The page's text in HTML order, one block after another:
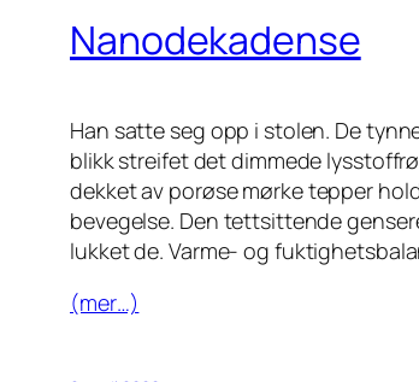
Nanodekadense
Han satte seg opp i stolen. De
blikk streifet det dimmede
dekket av porøse mørke tepper
bevegelse. Den tettsittende
lukket de. Varme- og
(mer…)